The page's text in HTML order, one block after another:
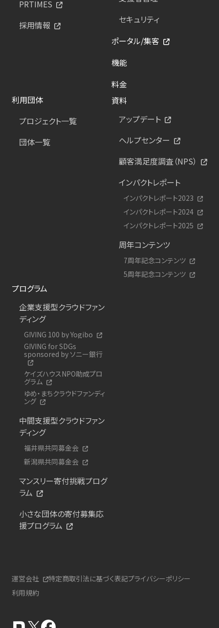
PRTIMES
採用情報
セキュリティ
ポータル/集客
機能
料金
利用団体
プロジェクト一覧
団体一覧
資料
アップデート
ヘルプセンター
顧客満足度調査（NPS）
インパクトレポート
インパクトレポート2023
インパクトレポート2024
インパクトレポート2025
周年コンテンツ
7周年記念コンテンツ
5周年記念コンテンツ
プログラム
企業支援型クラウドファン
ディング
GIVING 100 by Yogibo
GIVING for SDGs
sponsored by ソニー銀行
ケイズハウスNPO助成プロ
グラム
ゆめ・まちクラウドファンディ
ング
中間支援型クラウドファン
ディング
福井県共同募金会
新潟県共同募金会
マンスリー寄付挑戦プログ
ラム
小さな団体の寄付募集応
援プログラム
運営会社 特定商取引法に基づく表記プライバシーポリシー
利用規約